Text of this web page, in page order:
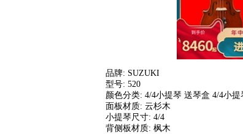
品牌: SUZUKI
型号: 520
颜色分类: 4/4小提琴 送琴盒 4/4小
面板材质: 云杉木
小提琴尺寸: 4/4
背侧板材质: 枫木